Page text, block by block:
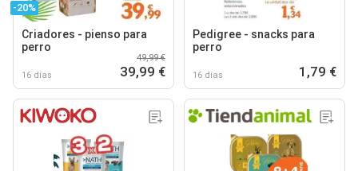
-20%
Criadores - pienso para
perro
16 días
49,99 €
39,99 €
Pedigree - snacks para
perro
16 días 1,79 €